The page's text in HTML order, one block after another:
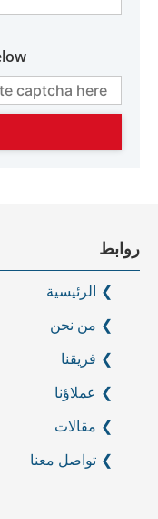
:
روابط
الرئيسية
من نحن
فريقنا
عملاؤنا
مقالات
تواصل معنا